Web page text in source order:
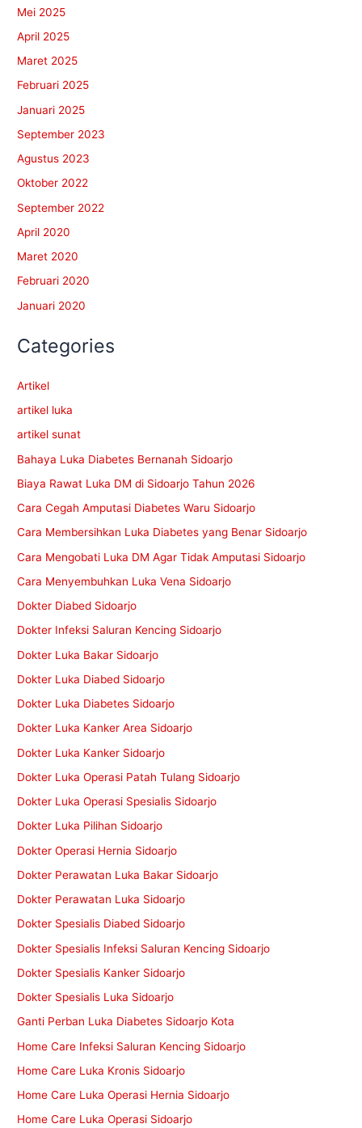
Mei 2025
April 2025
Maret 2025
Februari 2025
Januari 2025
September 2023
Agustus 2023
Oktober 2022
September 2022
April 2020
Maret 2020
Februari 2020
Januari 2020
Categories
Artikel
artikel luka
artikel sunat
Bahaya Luka Diabetes Bernanah Sidoarjo
Biaya Rawat Luka DM di Sidoarjo Tahun 2026
Cara Cegah Amputasi Diabetes Waru Sidoarjo
Cara Membersihkan Luka Diabetes yang Benar Sidoarjo
Cara Mengobati Luka DM Agar Tidak Amputasi Sidoarjo
Cara Menyembuhkan Luka Vena Sidoarjo
Dokter Diabed Sidoarjo
Dokter Infeksi Saluran Kencing Sidoarjo
Dokter Luka Bakar Sidoarjo
Dokter Luka Diabed Sidoarjo
Dokter Luka Diabetes Sidoarjo
Dokter Luka Kanker Area Sidoarjo
Dokter Luka Kanker Sidoarjo
Dokter Luka Operasi Patah Tulang Sidoarjo
Dokter Luka Operasi Spesialis Sidoarjo
Dokter Luka Pilihan Sidoarjo
Dokter Operasi Hernia Sidoarjo
Dokter Perawatan Luka Bakar Sidoarjo
Dokter Perawatan Luka Sidoarjo
Dokter Spesialis Diabed Sidoarjo
Dokter Spesialis Infeksi Saluran Kencing Sidoarjo
Dokter Spesialis Kanker Sidoarjo
Dokter Spesialis Luka Sidoarjo
Ganti Perban Luka Diabetes Sidoarjo Kota
Home Care Infeksi Saluran Kencing Sidoarjo
Home Care Luka Kronis Sidoarjo
Home Care Luka Operasi Hernia Sidoarjo
Home Care Luka Operasi Sidoarjo